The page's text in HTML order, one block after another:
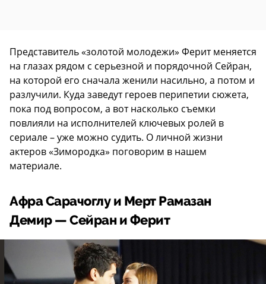
Представитель «золотой молодежи» Ферит меняется
на глазах рядом с серьезной и порядочной Сейран,
на которой его сначала женили насильно, а потом и
разлучили. Куда заведут героев перипетии сюжета,
пока под вопросом, а вот насколько съемки
повлияли на исполнителей ключевых ролей в
сериале – уже можно судить. О личной жизни
актеров «Зимородка» поговорим в нашем
материале.
Афра Сарачоглу и Мерт Рамазан
Демир — Сейран и Ферит